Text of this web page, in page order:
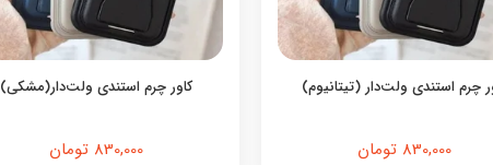
چرم استندی ولت‌دار (تیتانیوم)
830,000 تومان
کاور چرم استندی ولت‌دار(مشکی)
830,000 تومان